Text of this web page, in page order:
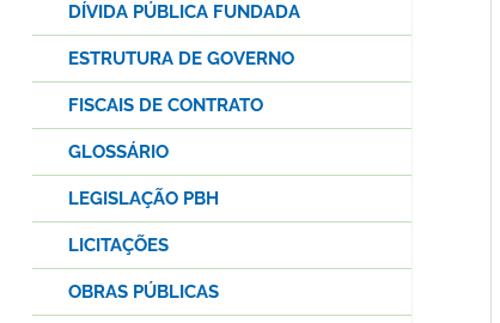
DÍVIDA PÚBLICA FUNDADA
ESTRUTURA DE GOVERNO
FISCAIS DE CONTRATO
GLOSSÁRIO
LEGISLAÇÃO PBH
LICITAÇÕES
OBRAS PÚBLICAS